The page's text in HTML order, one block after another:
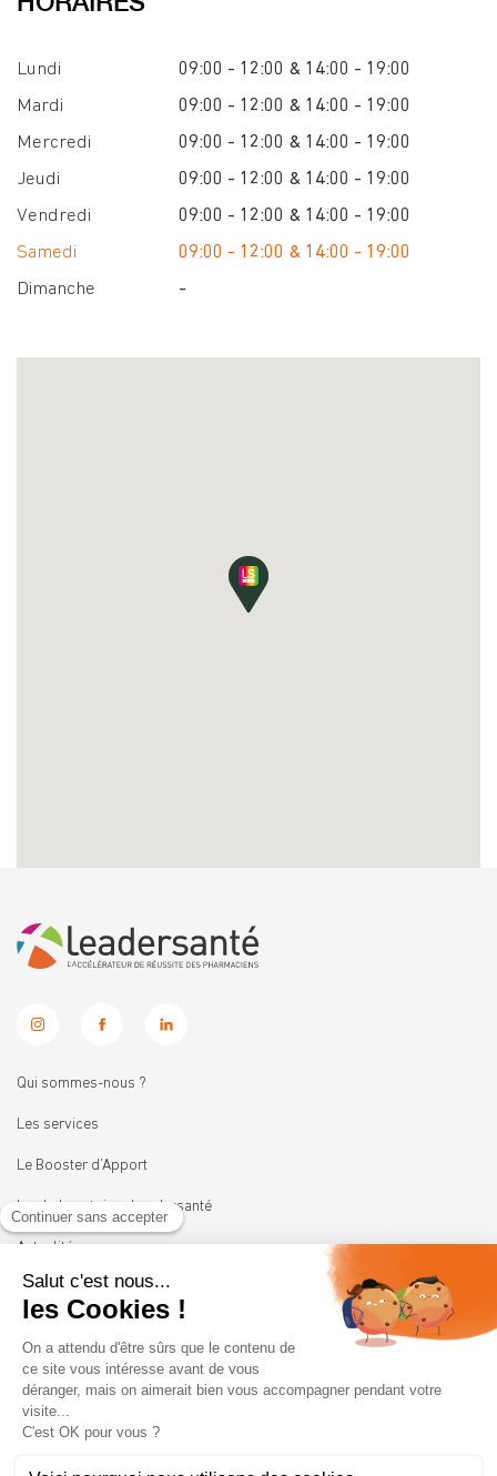
Lundi
09:00 - 12:00 & 14:00 - 19:00
Mardi
09:00 - 12:00 & 14:00 - 19:00
Mercredi
09:00 - 12:00 & 14:00 - 19:00
Jeudi
09:00 - 12:00 & 14:00 - 19:00
Vendredi
09:00 - 12:00 & 14:00 - 19:00
Samedi
09:00 - 12:00 & 14:00 - 19:00
Dimanche
-
Qui sommes-nous ?
Les services
Le Booster d’Apport
Les Laboratoires Leadersanté
Actualités
Nous rejoindre
92100 BOULOGNE-BILLANCOURT
01 41 05 45 62
contact@leadersante.fr